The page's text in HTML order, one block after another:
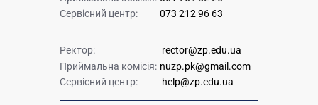
Сервісний центр:
073 212 96 63
Ректор:
rector@zp.edu.ua
Приймальна комісія: nuzp.pk@gmail.com
Сервісний центр:
help@zp.edu.ua